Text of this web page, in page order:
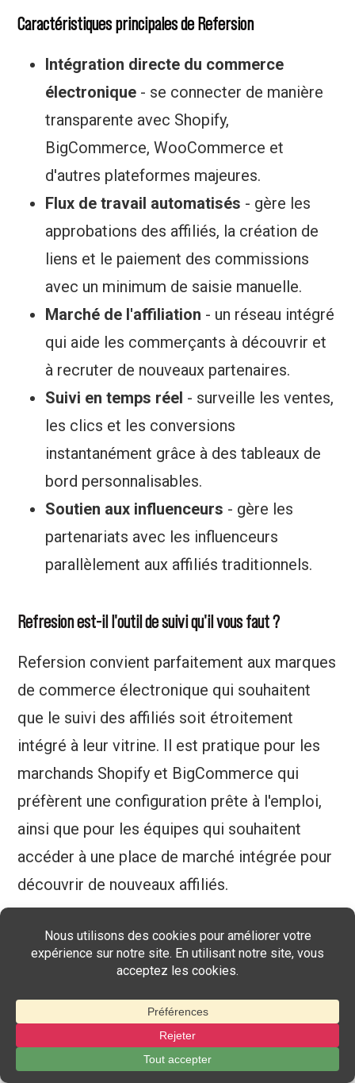
Caractéristiques principales de Refersion
Intégration directe du commerce
électronique - se connecter de manière
transparente avec Shopify,
BigCommerce, WooCommerce et
d'autres plateformes majeures.
Flux de travail automatisés - gère les
approbations des affiliés, la création de
liens et le paiement des commissions
avec un minimum de saisie manuelle.
Marché de l'affiliation - un réseau intégré
qui aide les commerçants à découvrir et
à recruter de nouveaux partenaires.
Suivi en temps réel - surveille les ventes,
les clics et les conversions
instantanément grâce à des tableaux de
bord personnalisables.
Soutien aux influenceurs - gère les
partenariats avec les influenceurs
parallèlement aux affiliés traditionnels.
Refresion est-il l'outil de suivi qu'il vous faut ?
Refersion convient parfaitement aux marques
de commerce électronique qui souhaitent
que le suivi des affiliés soit étroitement
intégré à leur vitrine. Il est pratique pour les
marchands Shopify et BigCommerce qui
préfèrent une configuration prête à l'emploi,
ainsi que pour les équipes qui souhaitent
accéder à une place de marché intégrée pour
découvrir de nouveaux affiliés.
Inconvénients potentiels de la réversion: La
force de Refersion réside dans le commerce
entreprises en dehors de ce domaine peuvent
trouver ses fonctionnalités limitées. La
tarification peut également augmenter